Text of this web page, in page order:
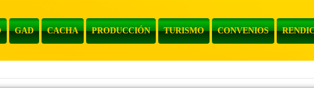
GAD CACHA PRODUCCIÓN TURISMO CONVENIOS